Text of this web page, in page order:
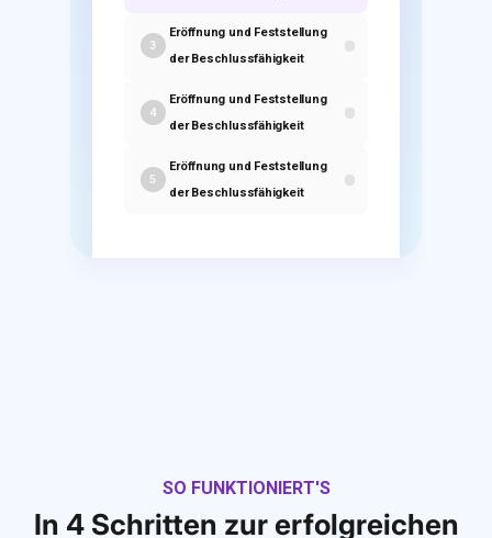
3
Eröffnung und Feststellung
der Beschlussfähigkeit
4
Eröffnung und Feststellung
der Beschlussfähigkeit
5
Eröffnung und Feststellung
der Beschlussfähigkeit
SO FUNKTIONIERT'S
In 4 Schritten zur erfolgreichen